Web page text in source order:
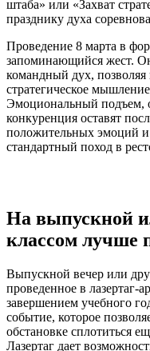
штаба» или «Захват
празднику духа
Проведение 8 марта в
запоминающийся жест.
командный дух,
стратегическое
Эмоциональный подъем,
конкуренция оставят
положительных эмоций и
стандартный поход в
На выпускной
классом лучше
Выпускной вечер или
проведенное в лазертаг-
завершением учебного
событие, которое
обстановке сплотиться
Лазертаг дает